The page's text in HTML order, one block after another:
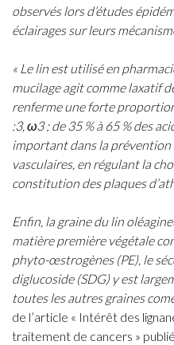
observés lors d’études
éclairages sur leurs
« Le lin est utilisé en
mucilage agit comme laxatif
renferme une forte
:3, ω3 ; de 35 % à 65 % des
important dans la prévention
vasculaires, en régulant la
constitution des plaques
Enfin, la graine du lin
matière première végétale
phyto-œstrogènes (PE), le
diglucoside (SDG) y est
toutes les autres graines
de l’article « Intérêt des
traitement de cancers »